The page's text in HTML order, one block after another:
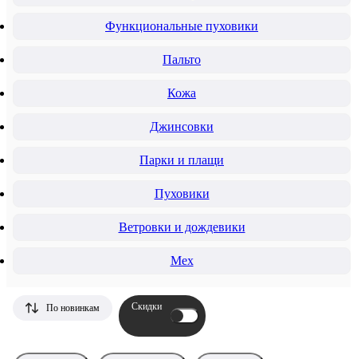
Функциональные пуховики
Пальто
Кожа
Джинсовки
Парки и плащи
Пуховики
Ветровки и дождевики
Мех
По новинкам Скидки